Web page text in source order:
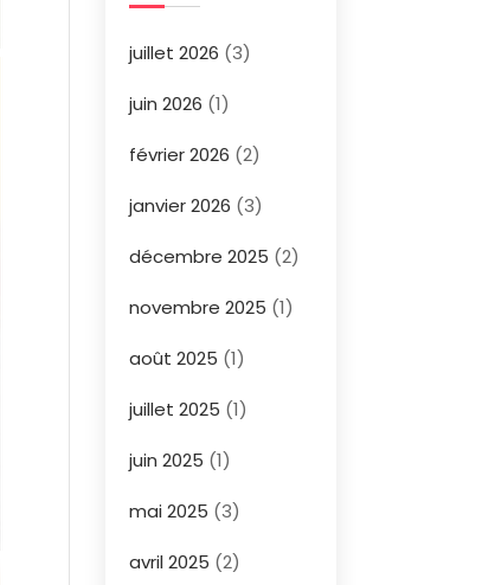
juillet 2026 (3)
juin 2026 (1)
février 2026 (2)
janvier 2026 (3)
décembre 2025 (2)
novembre 2025 (1)
août 2025 (1)
juillet 2025 (1)
juin 2025 (1)
mai 2025 (3)
avril 2025 (2)